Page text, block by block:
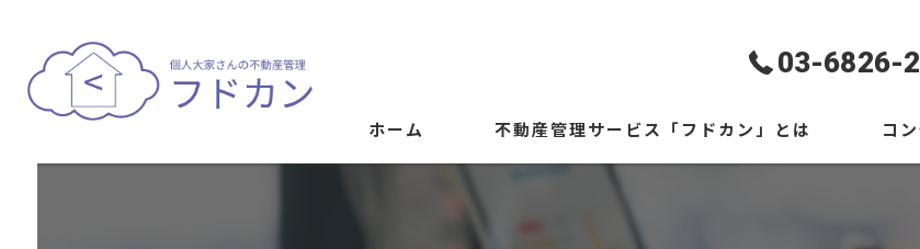
03-6826-
ホーム 不動産管理サービス「フドカン」とは コ